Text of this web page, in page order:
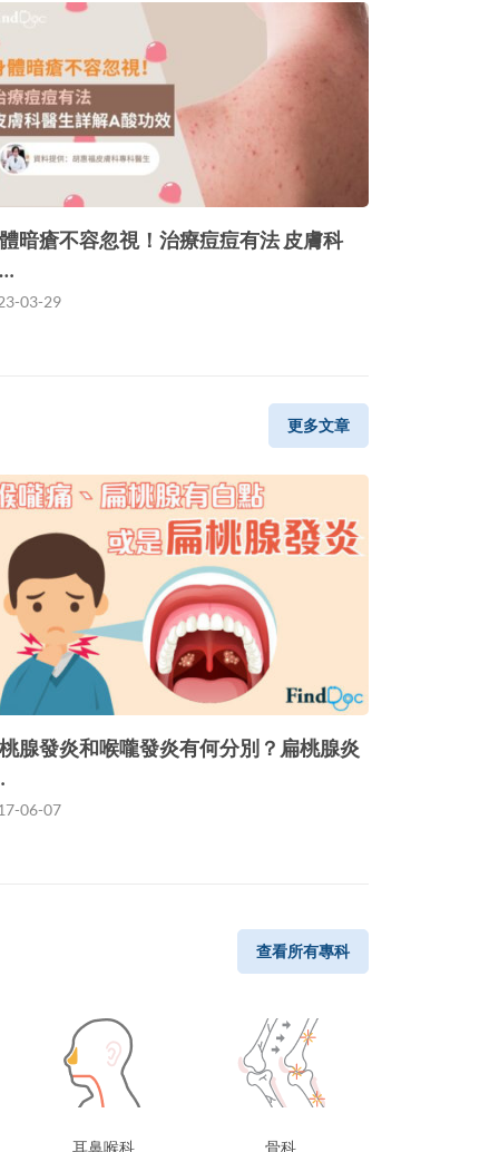
暗瘡不容忽視！治療痘痘有法 皮膚科
03-29
更多文章
腺發炎和喉嚨發炎有何分別？扁桃腺炎
06-07
查看所有專科
耳鼻喉科 骨科